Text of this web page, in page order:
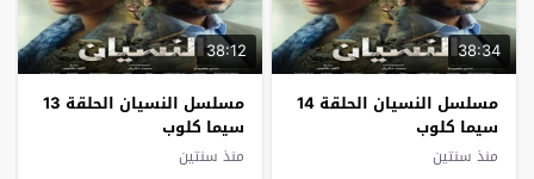
38:34
مسلسل النسيان الحلقة 14
سيما كلوب
منذ سنتين
38:12
مسلسل النسيان الحلقة 13
سيما كلوب
منذ سنتين